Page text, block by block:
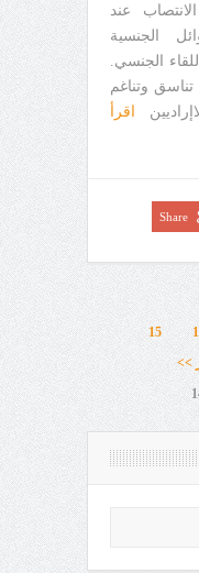
عند
الجنسية
الجنسي.
وتناغم
اقرأ
Share
15
>>